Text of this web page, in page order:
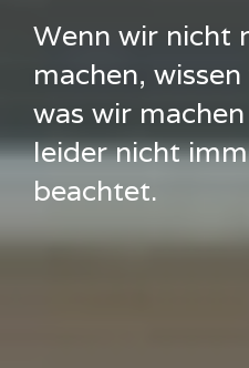
Wenn wir nicht
machen,
was wir
leider nicht
beachtet.